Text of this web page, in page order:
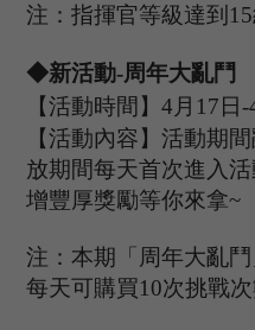
注：指揮官等級達到 15
◆新活動-周年大亂鬥
【活動時間】4 月 17日-
【活動內容】活動期
放期間每天首次進入
增豐厚獎勵等你來拿~
注：本期「 周年大亂
每天可購買10次挑戰